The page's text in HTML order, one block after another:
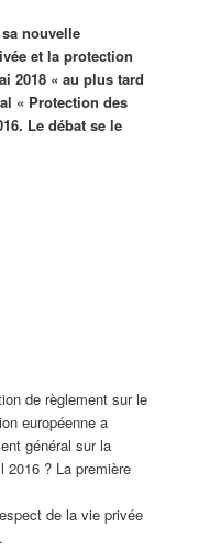
nouvelle
et la protection
2018 « au plus tard
« Protection des
Le débat se le
de règlement sur le
européenne a
général sur la
2016 ? La première
de la vie privée